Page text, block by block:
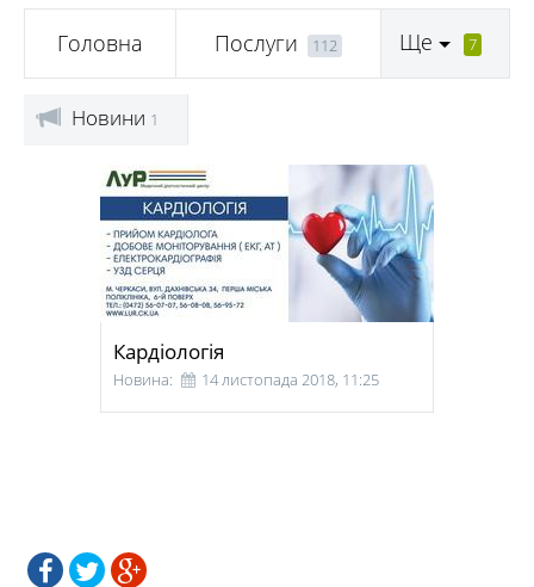
Головна Послуги 112 Ще 7
Новини 1
Кардіологія
Новина: 14 листопада 2018, 11:25